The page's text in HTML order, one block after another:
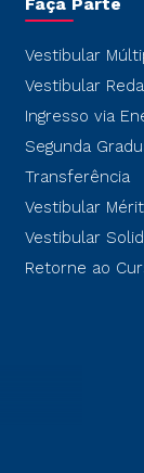
Vestibular
Vestibular
Ingresso via
Segunda
Transferência
Vestibular
Vestibular
Retorne ao